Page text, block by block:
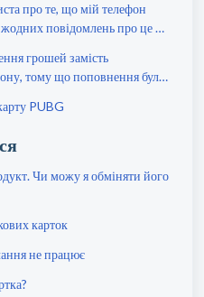
про те, що мій телефон
повідомлень про це на
грошей замість
тому що поповнення було
PUBG
Чи можу я обміняти його
карток
не працює